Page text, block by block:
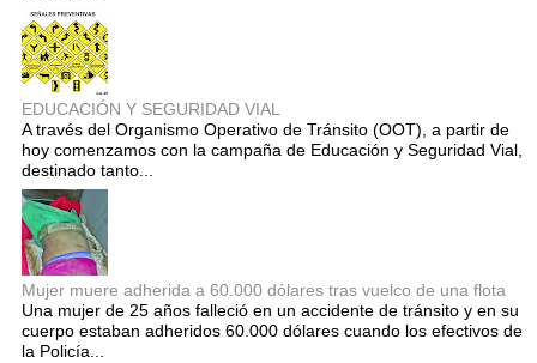
EDUCACIÓN Y SEGURIDAD VIAL
A través del Organismo Operativo de Tránsito (OOT), a partir de
hoy comenzamos con la campaña de Educación y Seguridad Vial,
destinado tanto...
Mujer muere adherida a 60.000 dólares tras vuelco de una flota
Una mujer de 25 años falleció en un accidente de tránsito y en su
cuerpo estaban adheridos 60.000 dólares cuando los efectivos de
la Policía...